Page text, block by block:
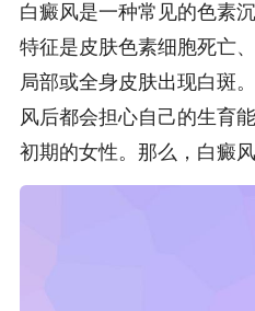
白癜风是一种常见的色素
特征是皮肤色素细胞死亡
局部或全身皮肤出现白斑
风后都会担心自己的生育
初期的女性。那么，白癜